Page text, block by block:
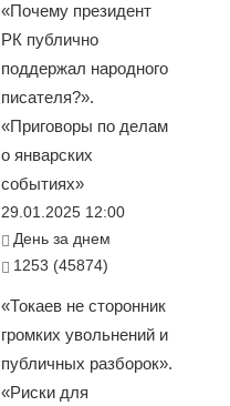
«Почему президент
РК публично
поддержал народного
писателя?».
«Приговоры по делам
о январских
событиях»
29.01.2025 12:00
День за днем
1253 (45874)
«Токаев не сторонник
громких увольнений и
публичных разборок».
«Риски для